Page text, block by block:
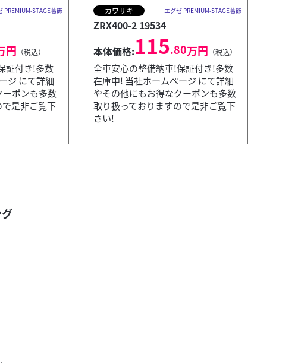
扱っておりますので是非ご覧下さい!
PREMIUM-STAGE葛飾
円 （税込）
証付き!多数
ジ にて詳細
ポンも多数
是非ご覧下
カワサキ エグゼ PREMIUM-STAGE葛飾
ZRX400-2 19534
本体価格:115.80万円 （税込）
全車安心の整備納車!保証付き!多数
在庫中! 当社ホームページ にて詳細
やその他にもお得なクーポンも多数
取り扱っておりますので是非ご覧下
さい!